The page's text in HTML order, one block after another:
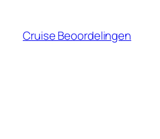
Cruise Beoordelingen